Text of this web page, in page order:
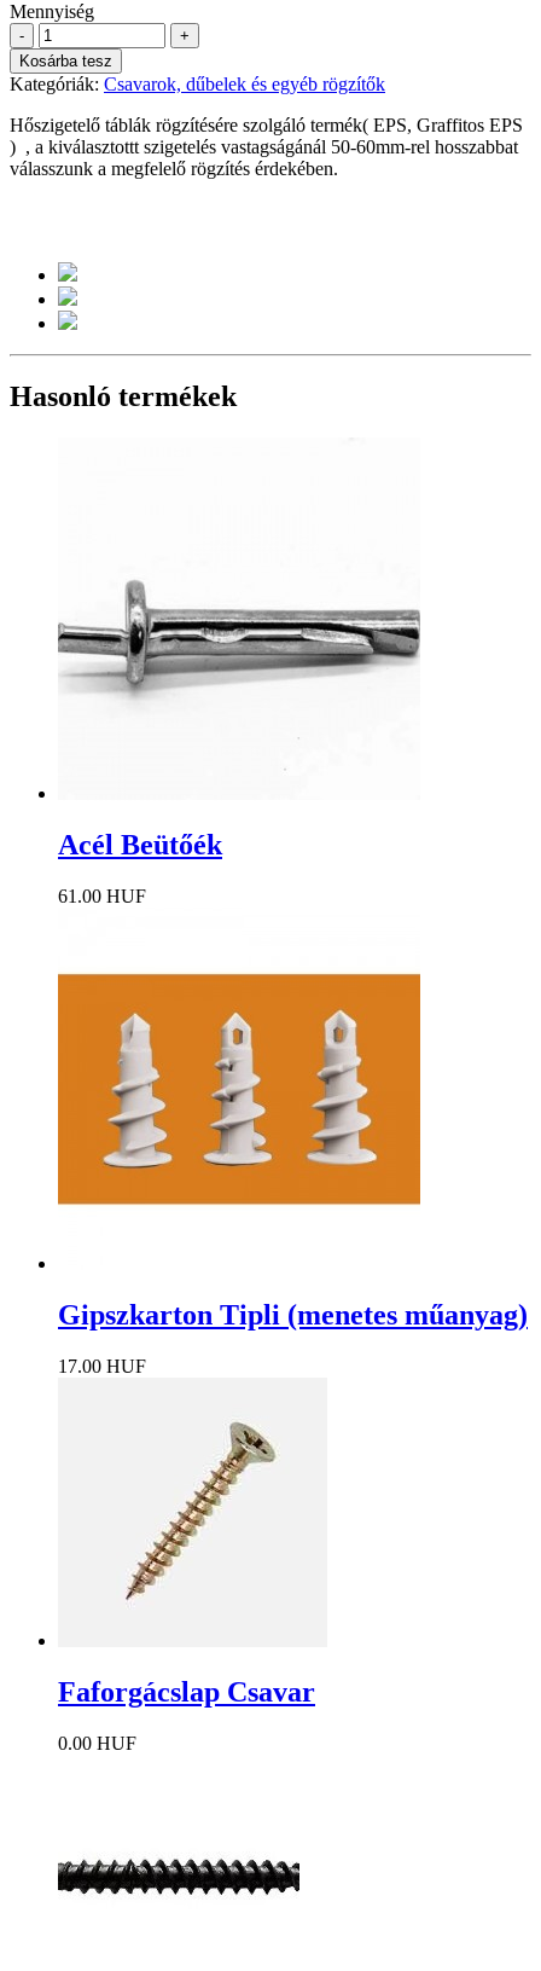
Mennyiség
-
+
Kosárba tesz
Kategóriák: Csavarok, dűbelek és egyéb rögzítők
Hőszigetelő táblák rögzítésére szolgáló termék( EPS, Graffitos EPS
) , a kiválasztottt szigetelés vastagságánál 50-60mm-rel hosszabbat
válasszunk a megfelelő rögzítés érdekében.
Hasonló termékek
Acél Beütőék
61.00 HUF
Gipszkarton Tipli (menetes műanyag)
17.00 HUF
Faforgácslap Csavar
0.00 HUF